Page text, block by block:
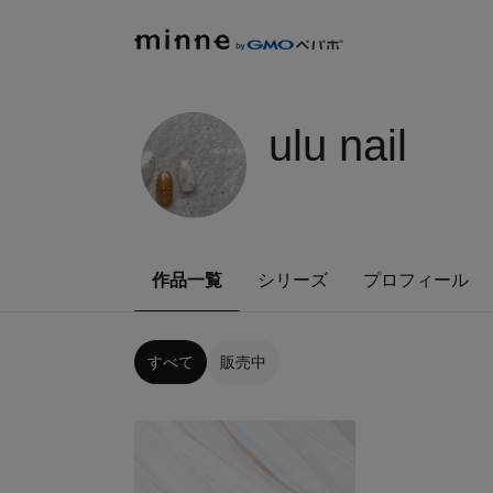
ulu nail
作品一覧 シリーズ プロフィール
すべて 販売中